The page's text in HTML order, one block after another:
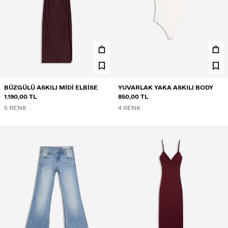
BÜZGÜLÜ ASKILI MIDI ELBISE
1.190,00 TL
5 RENK
YUVARLAK YAKA ASKILI BODY
850,00 TL
4 RENK